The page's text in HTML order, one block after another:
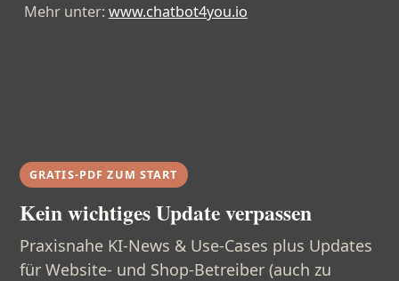
Mehr unter: www.chatbot4you.io
GRATIS-PDF ZUM START
Kein wichtiges Update verpassen
Praxisnahe KI-News & Use-Cases plus Updates
für Website- und Shop-Betreiber (auch zu